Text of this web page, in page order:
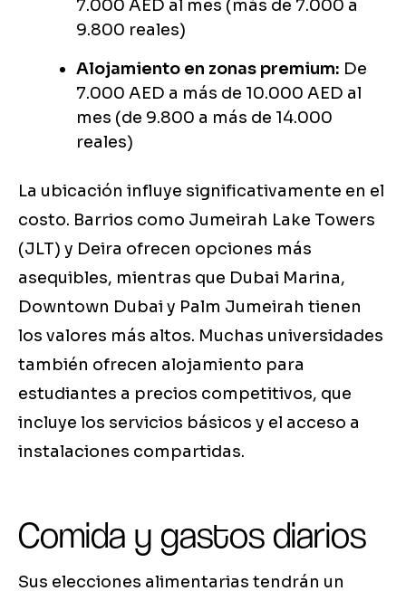
7.000 AED al mes (más de 7.000 a
9.800 reales)
Alojamiento en zonas premium: De
7.000 AED a más de 10.000 AED al
mes (de 9.800 a más de 14.000
reales)
La ubicación influye significativamente en el
costo. Barrios como Jumeirah Lake Towers
(JLT) y Deira ofrecen opciones más
asequibles, mientras que Dubai Marina,
Downtown Dubai y Palm Jumeirah tienen
los valores más altos. Muchas universidades
también ofrecen alojamiento para
estudiantes a precios competitivos, que
incluye los servicios básicos y el acceso a
instalaciones compartidas.
Comida y gastos diarios
Sus elecciones alimentarias tendrán un